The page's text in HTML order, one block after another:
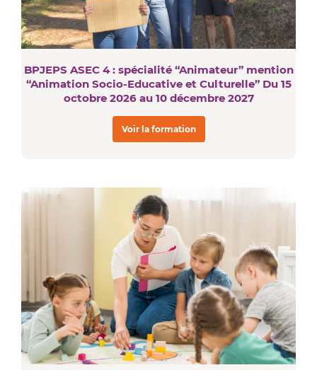
BPJEPS ASEC 4 : spécialité “Animateur” mention
“Animation Socio-Educative et Culturelle” Du 15
octobre 2026 au 10 décembre 2027
Voir la formation